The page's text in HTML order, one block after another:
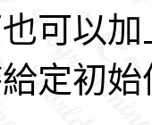
可以
定初